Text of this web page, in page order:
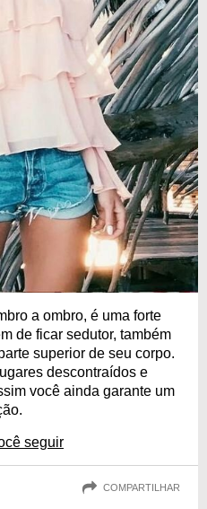
a ombro, é uma forte
de ficar sedutor, também
superior de seu corpo.
descontraídos e
você ainda garante um
seguir
COMPARTILHAR